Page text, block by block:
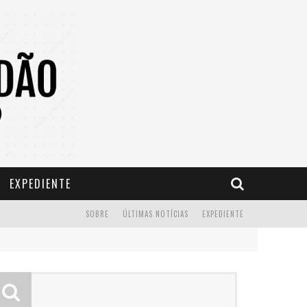
EXPEDIENTE
EXPEDIENTE
ÚLTIMAS NOTÍCIAS
SOBRE